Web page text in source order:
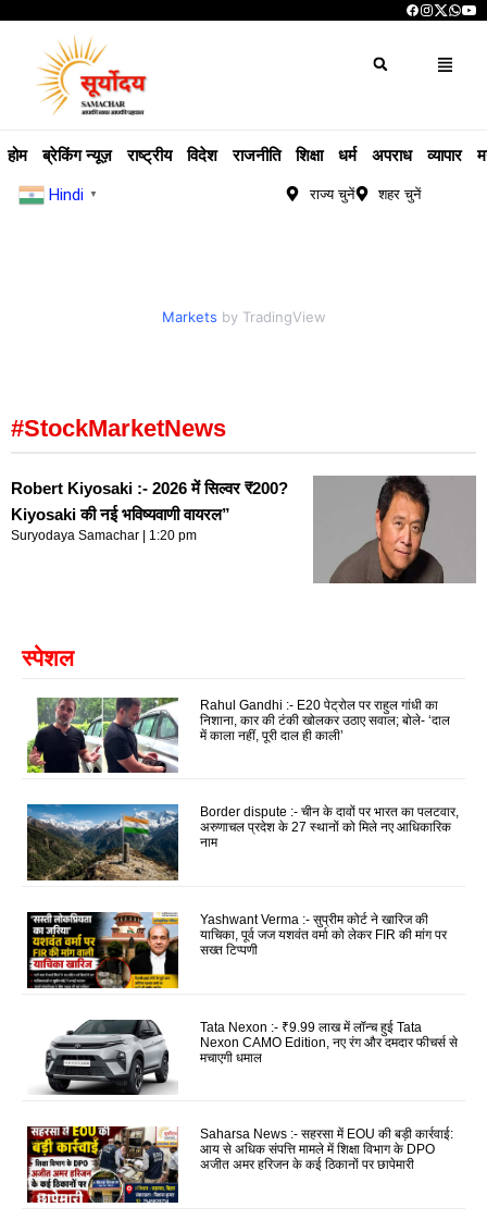
होम ब्रेकिंग न्यूज़ राष्ट्रीय विदेश राजनीति शिक्षा धर्म अपराध व्यापार
Hindi ▼ राज्य चुनें शहर चुनें
Markets by TradingView
#StockMarketNews
Robert Kiyosaki :- 2026 में सिल्वर ₹200?
Kiyosaki की नई भविष्यवाणी वायरल”
Suryodaya Samachar 1:20 pm
स्पेशल
Rahul Gandhi :- E20 पेट्रोल पर राहुल गांधी का
निशाना, कार की टंकी खोलकर उठाए सवाल; बोले- ‘दाल
में काला नहीं, पूरी दाल ही काली’
Border dispute :- चीन के दावों पर भारत का पलटवार,
अरुणाचल प्रदेश के 27 स्थानों को मिले नए आधिकारिक
नाम
Yashwant Verma :- सुप्रीम कोर्ट ने खारिज की
याचिका, पूर्व जज यशवंत वर्मा को लेकर FIR की मांग पर
सख्त टिप्पणी
Tata Nexon :- ₹9.99 लाख में लॉन्च हुई Tata
Nexon CAMO Edition, नए रंग और दमदार फीचर्स से
मचाएगी धमाल
Saharsa News :- सहरसा में EOU की बड़ी कार्रवाई:
आय से अधिक संपत्ति मामले में शिक्षा विभाग के DPO
अजीत अमर हरिजन के कई ठिकानों पर छापेमारी